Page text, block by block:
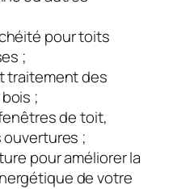
pour toits
;
traitement des
;
de toit,
;
pour améliorer la
de votre